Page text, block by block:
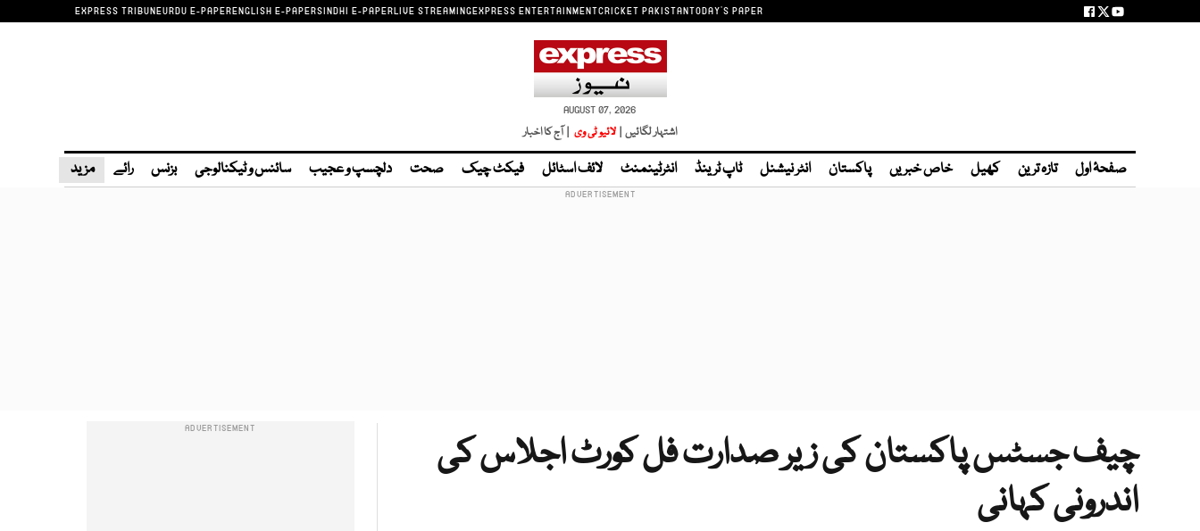
EXPRESS TRIBUNEURDU E-PAPERENGLISH E-PAPERSINDHI E-PAPERLIVE STREAMINGEXPRESS ENTERTAINMENTCRICKET PAKISTANTODAY'S PAPER
AUGUST 07, 2026
اشتہار لگائیں | لائیو ٹی وی | آج کا اخبار
صفحۂ اول تازہ ترین کھیل خاص خبریں پاکستان انٹر نیشنل ٹاپ ٹرینڈ انٹرٹینمنٹ لائف اسٹائل فیکٹ چیک صحت دلچسپ و عجیب سائنس و ٹیکنالوجی بزنس رائے مزید
چیف جسٹس پاکستان کی زیر صدارت فل کورٹ اجلاس کی
اندرونی کہانی